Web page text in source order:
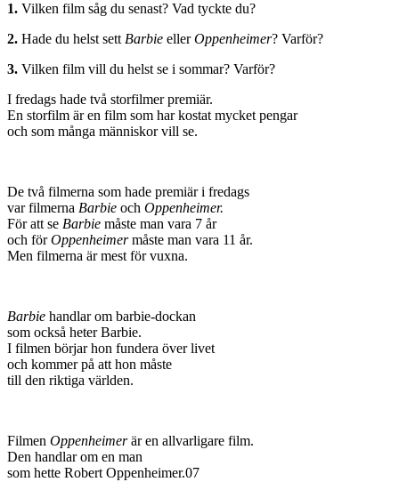
1. Vilken film såg du senast? Vad tyckte du?
2. Hade du helst sett Barbie ellerOppenheimer? Varför?
3. Vilken film vill du helst se i sommar? Varför?
I fredags hade två storfilmer premiär.
En storfilm är en film som har kostat mycket pengar
och som många människor vill se.
De två filmerna som hade premiär i fredags
var filmerna Barbie och Oppenheimer.
För att se Barbie måste man vara 7 år
och förOppenheimermåste man vara 11 år.
Men filmerna är mest för vuxna.
Barbie handlar om barbie-dockan
som också heter Barbie.
I filmen börjar hon fundera över livet
och kommer på att hon måste
till den riktiga världen.
Filmen Oppenheimerär en allvarligare film.
Den handlar om en man
som hette Robert Oppenheimer.07